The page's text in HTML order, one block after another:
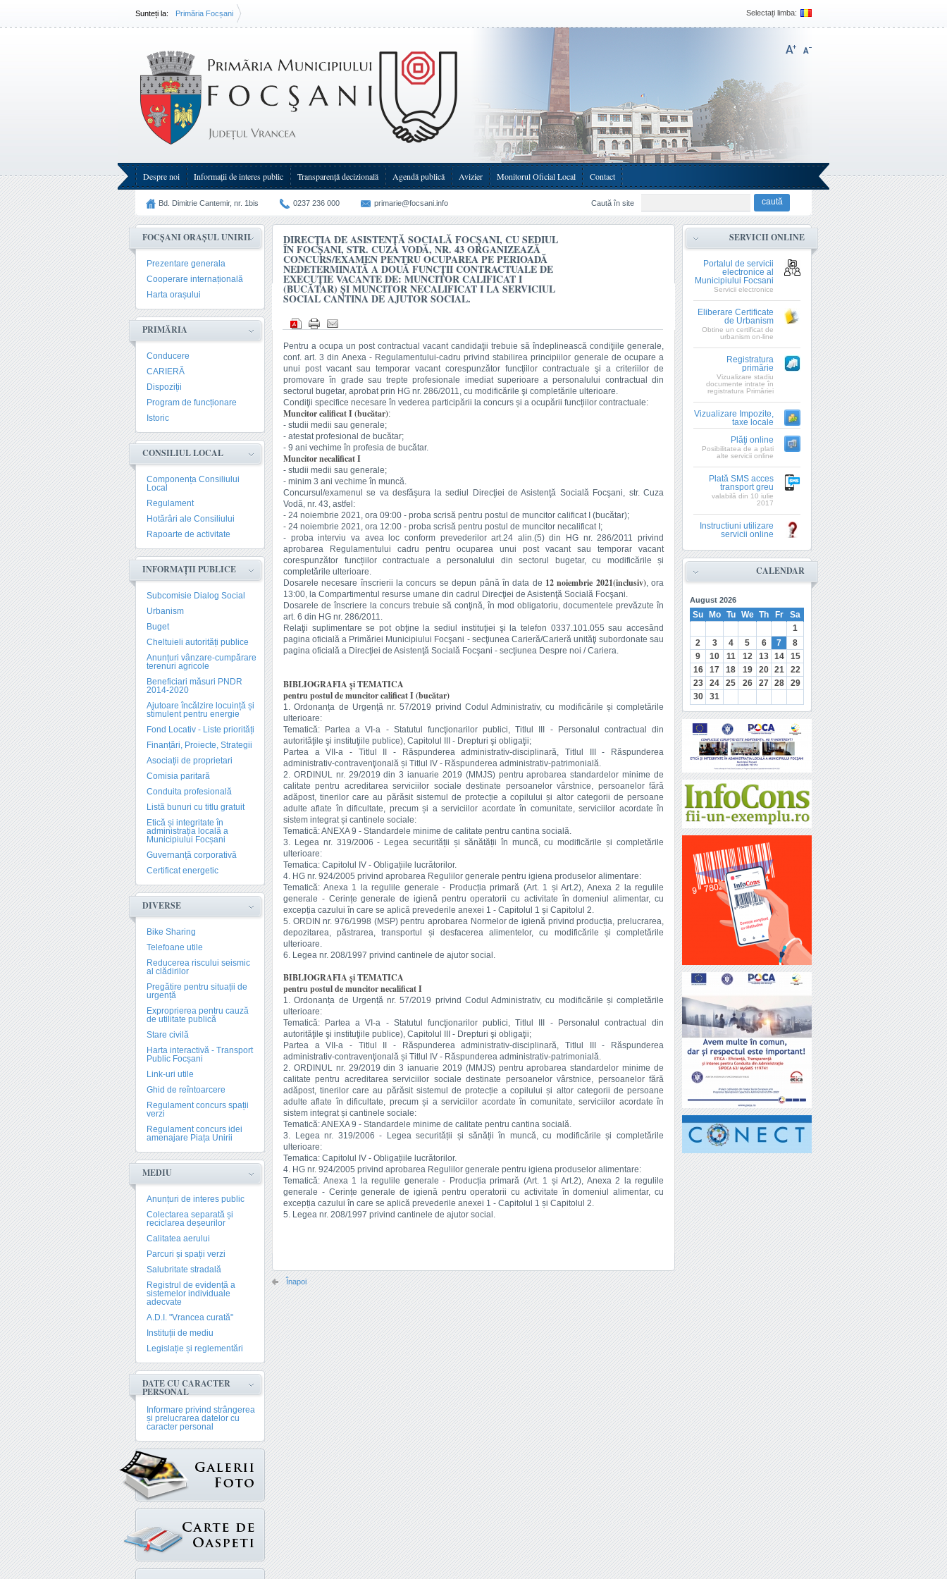
Sunteți la: Primăria Focșani Selectați limba:
Despre noi Informații de interes public Transparenţă decizională Agendă publică Avizier Monitorul Oficial Local Contact
Bd. Dimitrie Cantemir, nr. 1bis 0237 236 000 primarie@focsani.info Caută în site
FOCȘANI ORAȘUL UNIRII
Prezentare generala
Cooperare internațională
Harta orașului
PRIMĂRIA
Conducere
CARIERĂ
Dispoziții
Program de funcționare
Istoric
CONSILIUL LOCAL
Componența Consiliului
Local
Regulament
Hotărâri ale Consiliului
Rapoarte de activitate
INFORMAȚII PUBLICE
Subcomisie Dialog Social
Urbanism
Buget
Cheltuieli autorități publice
Anunțuri vânzare-cumpărare
terenuri agricole
Beneficiari măsuri PNDR
2014-2020
Ajutoare încălzire locuință și
stimulent pentru energie
Fond Locativ - Liste priorități
Finanțări, Proiecte, Strategii
Asociații de proprietari
Comisia paritară
Conduita profesională
Listă bunuri cu titlu gratuit
Etică și integritate în
administrația locală a
Municipiului Focșani
Guvernanță corporativă
Certificat energetic
DIVERSE
Bike Sharing
Telefoane utile
Reducerea riscului seismic
al clădirilor
Pregătire pentru situații de
urgență
Exproprierea pentru cauză
de utilitate publică
Stare civilă
Harta interactivă - Transport
Public Focșani
Link-uri utile
Ghid de reîntoarcere
Regulament concurs spații
verzi
Regulament concurs idei
amenajare Piața Unirii
MEDIU
Anunțuri de interes public
Colectarea separată și
reciclarea deșeurilor
Calitatea aerului
Parcuri și spații verzi
Salubritate stradală
Registrul de evidență a
sistemelor individuale
adecvate
A.D.I. "Vrancea curată"
Instituții de mediu
Legislație și reglementări
DATE CU CARACTER
PERSONAL
Informare privind strângerea
și prelucrarea datelor cu
caracter personal
DIRECŢIA DE ASISTENŢĂ SOCIALĂ FOCŞANI, CU SEDIUL
ÎN FOCŞANI, STR. CUZA VODĂ, NR. 43 ORGANIZEAZĂ
CONCURS/EXAMEN PENTRU OCUPAREA PE PERIOADĂ
NEDETERMINATĂ A DOUĂ FUNCŢII CONTRACTUALE DE
EXECUŢIE VACANTE DE: MUNCITOR CALIFICAT I
(BUCĂTAR) ȘI MUNCITOR NECALIFICAT I LA SERVICIUL
SOCIAL CANTINA DE AJUTOR SOCIAL.
Pentru a ocupa un post contractual vacant candidaţii trebuie să îndeplinească condiţiile generale,
conf. art. 3 din Anexa - Regulamentului-cadru privind stabilirea principiilor generale de ocupare a
unui post vacant sau temporar vacant corespunzător funcţiilor contractuale şi a criteriilor de
promovare în grade sau trepte profesionale imediat superioare a personalului contractual din
sectorul bugetar, aprobat prin HG nr. 286/2011, cu modificările şi completările ulterioare.
Condiţii specifice necesare în vederea participării la concurs și a ocupării funcțiilor contractuale:
Muncitor calificat I (bucătar):
- studii medii sau generale;
- atestat profesional de bucătar;
- 9 ani vechime în profesia de bucătar.
Muncitor necalificat I
- studii medii sau generale;
- minim 3 ani vechime în muncă.
Concursul/examenul se va desfăşura la sediul Direcţiei de Asistenţă Socială Focşani, str. Cuza
Vodă, nr. 43, astfel:
- 24 noiembrie 2021, ora 09:00 - proba scrisă pentru postul de muncitor calificat I (bucătar);
- 24 noiembrie 2021, ora 12:00 - proba scrisă pentru postul de muncitor necalificat I;
- proba interviu va avea loc conform prevederilor art.24 alin.(5) din HG nr. 286/2011 privind
aprobarea Regulamentului cadru pentru ocuparea unui post vacant sau temporar vacant
corespunzător funcțiilor contractuale a personalului din sectorul bugetar, cu modificările și
completările ulterioare.
Dosarele necesare înscrierii la concurs se depun până în data de 12 noiembrie 2021(inclusiv), ora
13:00, la Compartimentul resurse umane din cadrul Direcţiei de Asistenţă Socială Focşani.
Dosarele de înscriere la concurs trebuie să conţină, în mod obligatoriu, documentele prevăzute în
art. 6 din HG nr. 286/2011.
Relaţii suplimentare se pot obţine la sediul instituţiei şi la telefon 0337.101.055 sau accesând
pagina oficială a Primăriei Municipiului Focşani - secţiunea Carieră/Carieră unităţi subordonate sau
pagina oficială a Direcţiei de Asistenţă Socială Focşani - secţiunea Despre noi / Cariera.
BIBLIOGRAFIA și TEMATICA
pentru postul de muncitor calificat I (bucătar)
1. Ordonanța de Urgență nr. 57/2019 privind Codul Administrativ, cu modificările și completările
ulterioare:
Tematică: Partea a VI-a - Statutul funcţionarilor publici, Titlul III - Personalul contractual din
autorităţile şi instituţiile publice), Capitolul III - Drepturi şi obligaţii;
Partea a VII-a - Titlul II - Răspunderea administrativ-disciplinară, Titlul III - Răspunderea
administrativ-contravenţională și Titlul IV - Răspunderea administrativ-patrimonială.
2. ORDINUL nr. 29/2019 din 3 ianuarie 2019 (MMJS) pentru aprobarea standardelor minime de
calitate pentru acreditarea serviciilor sociale destinate persoanelor vârstnice, persoanelor fără
adăpost, tinerilor care au părăsit sistemul de protecție a copilului și altor categorii de persoane
adulte aflate în dificultate, precum și a serviciilor acordate în comunitate, serviciilor acordate în
sistem integrat și cantinele sociale:
Tematică: ANEXA 9 - Standardele minime de calitate pentru cantina socială.
3. Legea nr. 319/2006 - Legea securității și sănătății în muncă, cu modificările și completările
ulterioare:
Tematica: Capitolul IV - Obligațiile lucrătorilor.
4. HG nr. 924/2005 privind aprobarea Regulilor generale pentru igiena produselor alimentare:
Tematică: Anexa 1 la regulile generale - Producția primară (Art. 1 și Art.2), Anexa 2 la regulile
generale - Cerințe generale de igienă pentru operatorii cu activitate în domeniul alimentar, cu
excepția cazului în care se aplică prevederile anexei 1 - Capitolul 1 și Capitolul 2.
5. ORDIN nr. 976/1998 (MSP) pentru aprobarea Normelor de igienă privind producția, prelucrarea,
depozitarea, păstrarea, transportul și desfacerea alimentelor, cu modificările și completările
ulterioare.
6. Legea nr. 208/1997 privind cantinele de ajutor social.
BIBLIOGRAFIA și TEMATICA
pentru postul de muncitor necalificat I
1. Ordonanța de Urgență nr. 57/2019 privind Codul Administrativ, cu modificările și completările
ulterioare:
Tematică: Partea a VI-a - Statutul funcţionarilor publici, Titlul III - Personalul contractual din
autorităţile şi instituţiile publice), Capitolul III - Drepturi şi obligaţii;
Partea a VII-a - Titlul II - Răspunderea administrativ-disciplinară, Titlul III - Răspunderea
administrativ-contravenţională și Titlul IV - Răspunderea administrativ-patrimonială.
2. ORDINUL nr. 29/2019 din 3 ianuarie 2019 (MMJS) pentru aprobarea standardelor minime de
calitate pentru acreditarea serviciilor sociale destinate persoanelor vârstnice, persoanelor fără
adăpost, tinerilor care au părăsit sistemul de protecție a copilului și altor categorii de persoane
adulte aflate în dificultate, precum și a serviciilor acordate în comunitate, serviciilor acordate în
sistem integrat și cantinele sociale:
Tematică: ANEXA 9 - Standardele minime de calitate pentru cantina socială.
3. Legea nr. 319/2006 - Legea securității și sănății în muncă, cu modificările și completările
ulterioare:
Tematica: Capitolul IV - Obligațiile lucrătorilor.
4. HG nr. 924/2005 privind aprobarea Regulilor generale pentru igiena produselor alimentare:
Tematică: Anexa 1 la regulile generale - Producția primară (Art. 1 și Art.2), Anexa 2 la regulile
generale - Cerințe generale de igienă pentru operatorii cu activitate în domeniul alimentar, cu
excepția cazului în care se aplică prevederile anexei 1 - Capitolul 1 și Capitolul 2.
5. Legea nr. 208/1997 privind cantinele de ajutor social.
Înapoi
SERVICII ONLINE
Portalul de servicii
electronice al
Municipiului Focsani
Servicii electronice
Eliberare Certificate
de Urbanism
Obtine un certificat de
urbanism on-line
Registratura
primărie
Vizualizare stadiu
documente intrate în
registratura Primăriei
Vizualizare Impozite,
taxe locale
Plăţi online
Posibilitatea de a plati
alte servicii online
Plată SMS acces
transport greu
valabilă din 10 iulie
2017
Instructiuni utilizare
servicii online
CALENDAR
August 2026
Su Mo Tu We Th Fr
Sa
1
2
3 4 5 6 7
8
9
10 11 12 13 14
15
16
17 18 19 20 21
22
23
24 25 26 27 28
29
30
31